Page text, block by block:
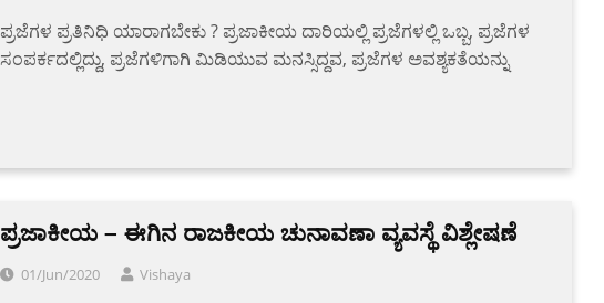
ಪ್ರಜೆಗಳ ಪ್ರತಿನಿಧಿ ಯಾರಾಗಬೇಕು ? ಪ್ರಜಾಕೀಯ ದಾರಿಯಲ್ಲಿ ಪ್ರಜೆಗಳಲ್ಲಿ ಒಬ್ಬ, ಪ್ರಜೆಗಳ
ಸಂಪರ್ಕದಲ್ಲಿದ್ದು, ಪ್ರಜೆಗಳಿಗಾಗಿ ಮಿಡಿಯುವ ಮನಸ್ಸಿದ್ದವ, ಪ್ರಜೆಗಳ ಅವಶ್ಯಕತೆಯನ್ನು
ಪ್ರಜಾಕೀಯ – ಈಗಿನ ರಾಜಕೀಯ ಚುನಾವಣಾ ವ್ಯವಸ್ಥೆ ವಿಶ್ಲೇಷಣೆ
01/Jun/2020 Vishaya